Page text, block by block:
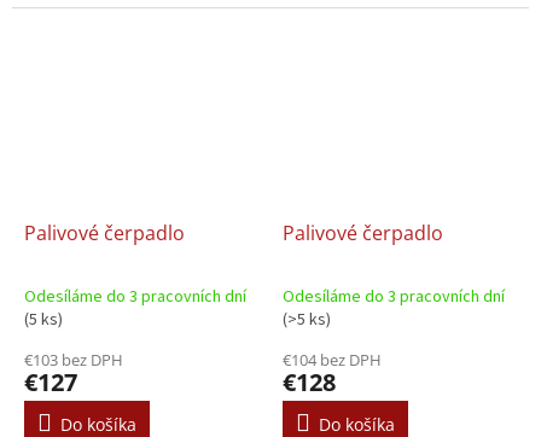
Palivové čerpadlo
Odesíláme do 3 pracovních dní
(5 ks)
€103 bez DPH
€127
Do košíka
Palivové čerpadlo
Odesíláme do 3 pracovních dní
(>5 ks)
€104 bez DPH
€128
Do košíka